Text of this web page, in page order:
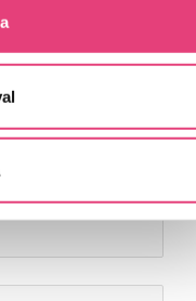
att fylla i detta
du är intresserad